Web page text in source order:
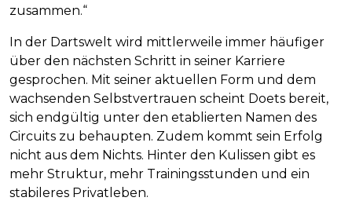
zusammen.“
In der Dartswelt wird mittlerweile immer häufiger
über den nächsten Schritt in seiner Karriere
gesprochen. Mit seiner aktuellen Form und dem
wachsenden Selbstvertrauen scheint Doets bereit,
sich endgültig unter den etablierten Namen des
Circuits zu behaupten. Zudem kommt sein Erfolg
nicht aus dem Nichts. Hinter den Kulissen gibt es
mehr Struktur, mehr Trainingsstunden und ein
stabileres Privatleben.